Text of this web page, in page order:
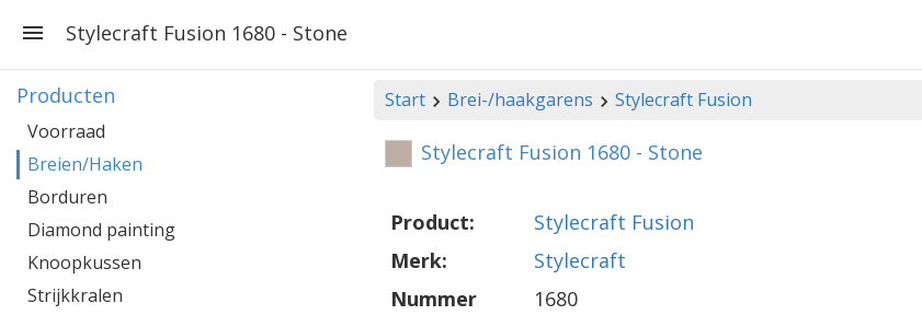
Stylecraft Fusion 1680 - Stone
Start Brei-/haakgarens Stylecraft Fusion
Stylecraft Fusion 1680 - Stone
Product:
Stylecraft Fusion
Merk:
Stylecraft
Nummer
1680
Producten
Voorraad
Breien/Haken
Borduren
Diamond painting
Knoopkussen
Strijkkralen